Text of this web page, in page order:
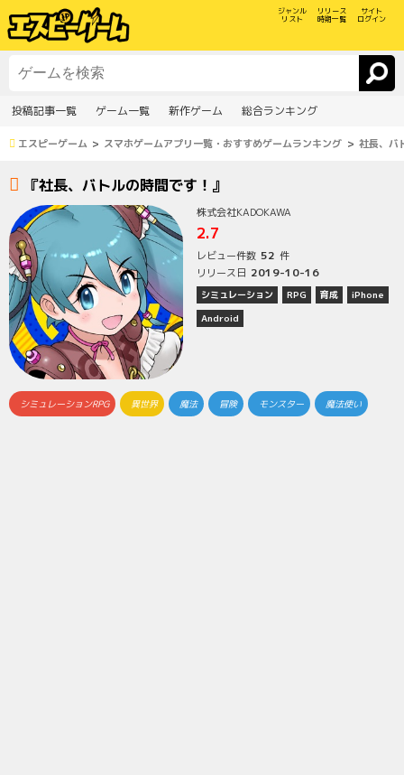
ジャンル
リスト
リリース
時期一覧
サイト
ログイン
投稿記事一覧 ゲーム一覧 新作ゲーム 総合ランキング
エスピーゲーム スマホゲームアプリ一覧・おすすめゲームランキング 社長、バ
『社長、バトルの時間です！』
株式会社KADOKAWA
2.7
レビュー件数 52 件
リリース日 2019-10-16
シミュレーション RPG 育成
iPhone
Android
シミュレーションRPG 異世界 魔法 冒険 モンスター 魔法使い